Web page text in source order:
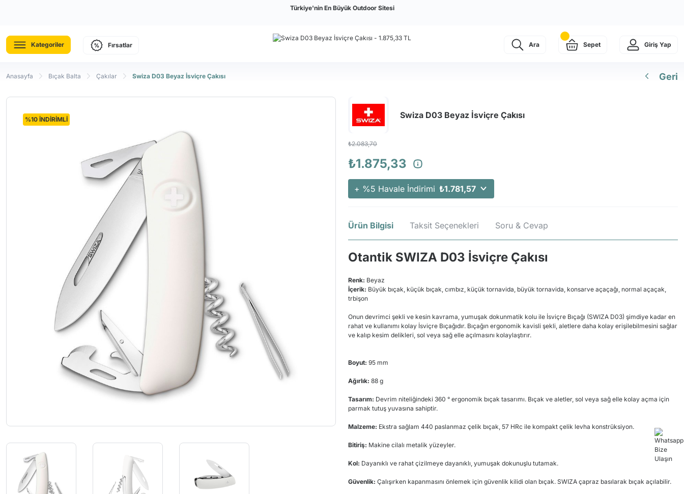
Türkiye'nin En Büyük Outdoor Sitesi
Kategoriler Fırsatlar Ara Sepet Giriş Yap
Anasayfa Bıçak Balta Çakılar Swiza D03 Beyaz İsviçre Çakısı Geri
%10 İNDİRİMLİ Swiza D03 Beyaz İsviçre Çakısı
₺2.083,70
₺1.875,33
+ %5 Havale İndirimi ₺1.781,57
Ürün Bilgisi Taksit Seçenekleri Soru & Cevap
Otantik SWIZA D03 İsviçre Çakısı
Renk: Beyaz
İçerik: Büyük bıçak, küçük bıçak, cımbız, küçük tornavida, büyük tornavida, konsarve açaçağı, normal açaçak,
trbişon
Onun devrimci şekli ve kesin kavrama, yumuşak dokunmatik kolu ile İsviçre Bıçağı (SWIZA D03) şimdiye kadar en
rahat ve kullanımı kolay İsviçre Bıçağıdır. Bıçağın ergonomik kavisli şekli, aletlere daha kolay erişilebilmesini sağlar
ve kalıp kesim delikleri, sol veya sağ elle açılmasını kolaylaştırır.
Boyut: 95 mm
Ağırlık: 88 g
Tasarım: Devrim niteliğindeki 360 ° ergonomik bıçak tasarımı. Bıçak ve aletler, sol veya sağ elle kolay açma için
parmak tutuş yuvasına sahiptir.
Malzeme: Ekstra sağlam 440 paslanmaz çelik bıçak, 57 HRc ile kompakt çelik levha konstrüksiyon.
Bitiriş: Makine cilalı metalik yüzeyler.
Kol: Dayanıklı ve rahat çizilmeye dayanıklı, yumuşak dokunuşlu tutamak.
Güvenlik: Çalışırken kapanmasını önlemek için güvenlik kilidi olan bıçak. SWIZA çapraz basılarak bıçak açılabilir.